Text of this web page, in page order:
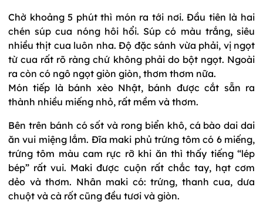
Chờ khoảng 5 phút thì món ra tới nơi. Đầu tiên là hai
chén súp cua nóng hôi hổi. Súp có màu trắng, siêu
nhiều thịt cua luôn nha. Độ đặc sánh vừa phải, vị ngọt
từ cua rất rõ ràng chứ không phải do bột ngọt. Ngoài
ra còn có ngô ngọt giòn giòn, thơm thơm nữa.
Món tiếp là bánh xèo Nhật, bánh được cắt sẵn ra
thành nhiều miếng nhỏ, rất mềm và thơm.
Bên trên bánh có sốt và rong biển khô, cá bào dai dai
ăn vui miệng lắm. Đĩa maki phủ trứng tôm có 6 miếng,
trứng tôm màu cam rực rỡ khi ăn thì thấy tiếng “lép
bép” rất vui. Maki được cuộn rất chắc tay, hạt cơm
dẻo và thơm. Nhân maki có: trứng, thanh cua, dưa
chuột và cà rốt cũng đều tươi và giòn.